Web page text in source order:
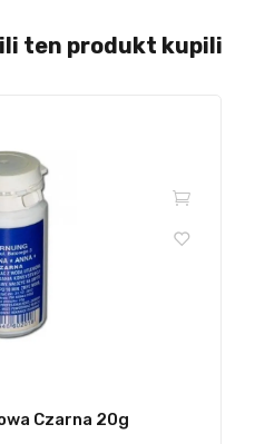
ten produkt kupili
Czarna 20g